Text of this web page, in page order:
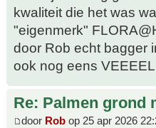
kwaliteit die het was
"eigenmerk"
door Rob echt bagger
ook nog eens
Re: Palmen grond
door Rob op 25 apr 2026